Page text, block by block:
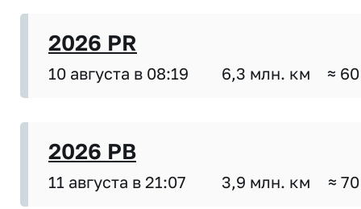
2026 PR
10 августа в 08:19 6,3 млн. км ≈
2026 PB
11 августа в 21:07 3,9 млн. км ≈